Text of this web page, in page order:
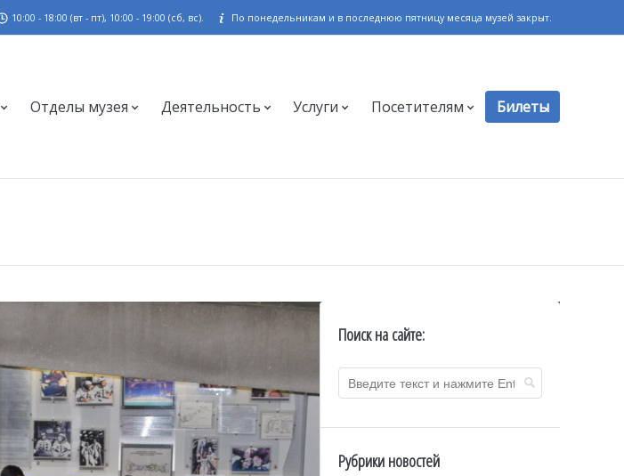
10:00 - 18:00 (вт - пт), 10:00 - 19:00 (сб, вс). По понедельникам и в последнюю пятницу месяца музей закрыт.
Отделы музея Деятельность Услуги Посетителям Билеты
Поиск на сайте:
Рубрики новостей